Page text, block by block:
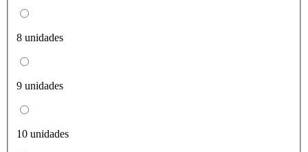
8 unidades
9 unidades
10 unidades